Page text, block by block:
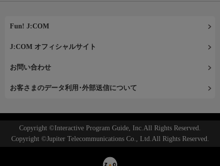
Fun! J:COM
J:COM オフィシャルサイト
お問い合わせ
お客さまのデータ利用･外部送信について
Copyright ©Interactive Program Guide, Inc.All Rights Reserved.
Copyright ©Jupiter Telecommunications Co., Ltd.All Rights Reserved.